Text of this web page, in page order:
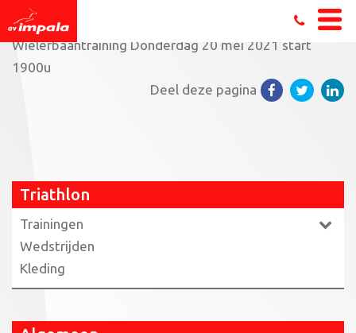
Home»Triathlon Senioren
»
Wielerbaantraining Donderdag 20 mei 2021 start
1900u
Deel deze pagina
Triathlon
Trainingen
Wedstrijden
Kleding